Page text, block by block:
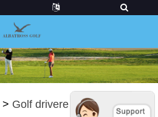
> Golf drivere